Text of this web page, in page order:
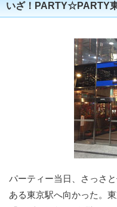
いざ！PARTY☆PARTY
パーティー当日、さっさ
ある東京駅へ向かった。